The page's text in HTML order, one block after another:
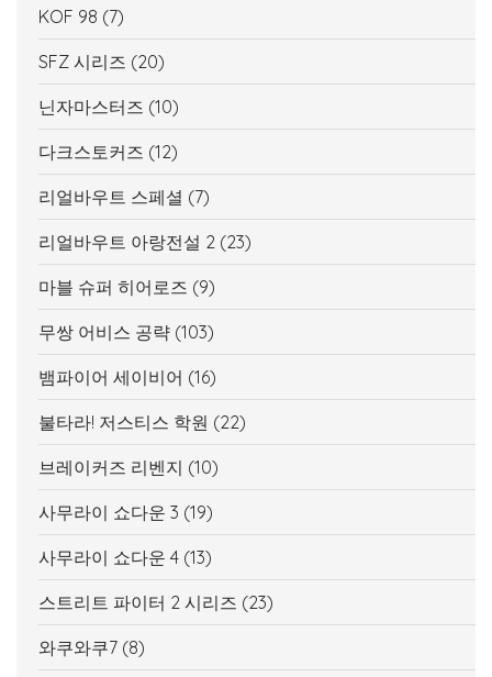
KOF 98 (7)
SFZ 시리즈 (20)
닌자마스터즈 (10)
다크스토커즈 (12)
리얼바우트 스페셜 (7)
리얼바우트 아랑전설 2 (23)
마블 슈퍼 히어로즈 (9)
무쌍 어비스 공략 (103)
뱀파이어 세이비어 (16)
불타라! 저스티스 학원 (22)
브레이커즈 리벤지 (10)
사무라이 쇼다운 3 (19)
사무라이 쇼다운 4 (13)
스트리트 파이터 2 시리즈 (23)
와쿠와쿠7 (8)